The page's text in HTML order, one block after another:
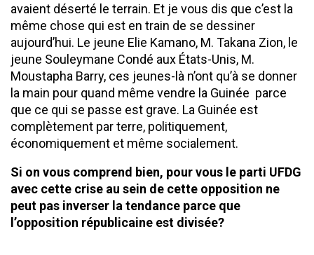
avaient déserté le terrain. Et je vous dis que c’est la
même chose qui est en train de se dessiner
aujourd’hui. Le jeune Elie Kamano, M. Takana Zion, le
jeune Souleymane Condé aux États-Unis, M.
Moustapha Barry, ces jeunes-là n’ont qu’à se donner
la main pour quand même vendre la Guinée parce
que ce qui se passe est grave. La Guinée est
complètement par terre, politiquement,
économiquement et même socialement.
Si on vous comprend bien, pour vous le parti UFDG
avec cette crise au sein de cette opposition ne
peut pas inverser la tendance parce que
l’opposition républicaine est divisée?